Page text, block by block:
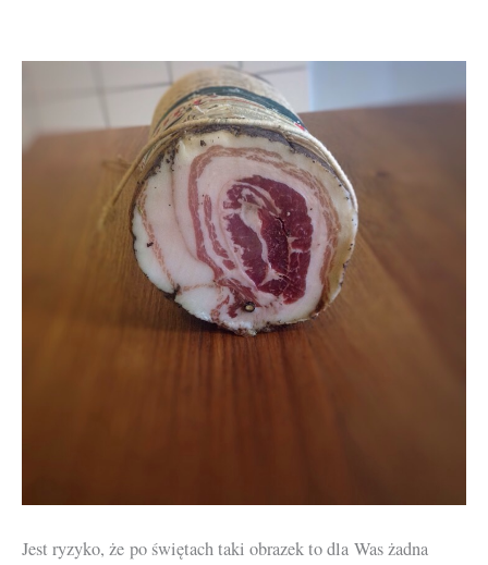
Jest ryzyko, że po świętach taki obrazek to dla Was żadna